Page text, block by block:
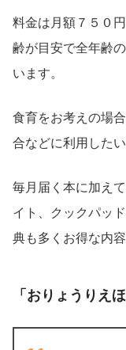
料金は月額７５０
齢が目安で全年齢
います。
食育をお考えの場
合などに利用したい
毎月届く本に加え
イト、クックパッ
典も多くお得な内容
「おりょうりえ